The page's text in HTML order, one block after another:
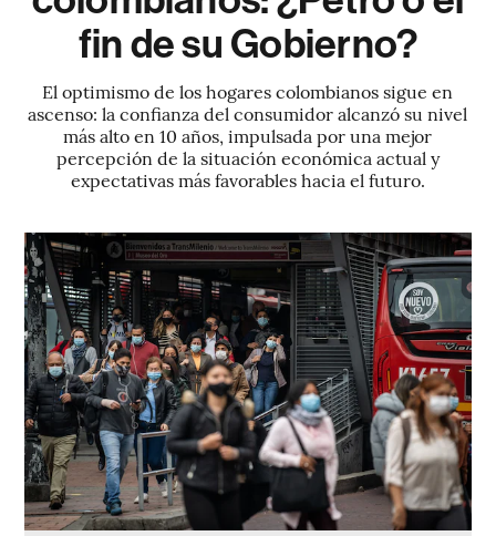
fin de su Gobierno?
El optimismo de los hogares colombianos sigue en
ascenso: la confianza del consumidor alcanzó su nivel
más alto en 10 años, impulsada por una mejor
percepción de la situación económica actual y
expectativas más favorables hacia el futuro.